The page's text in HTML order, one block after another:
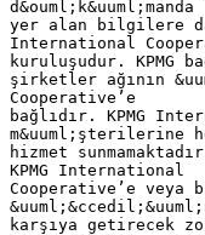
d&ouml;k&uuml;manda
yer alan bilgilere
International
kuruluşudur. KPMG
şirketler ağının
Cooperative’e
bağlıdır. KPMG
m&uuml;şterilerine
hizmet
KPMG International
Cooperative’e veya
karşıya getirecek